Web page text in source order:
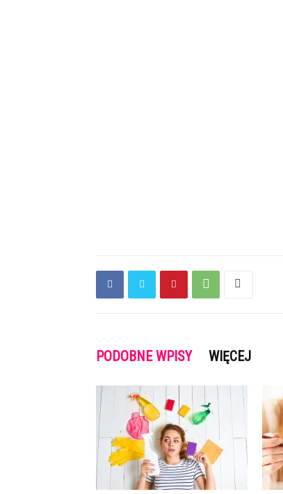
PODOBNE WPISY WIĘCEJ